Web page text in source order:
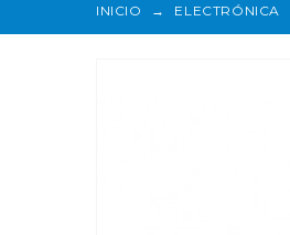
INICIO → ELECTRÓNICA